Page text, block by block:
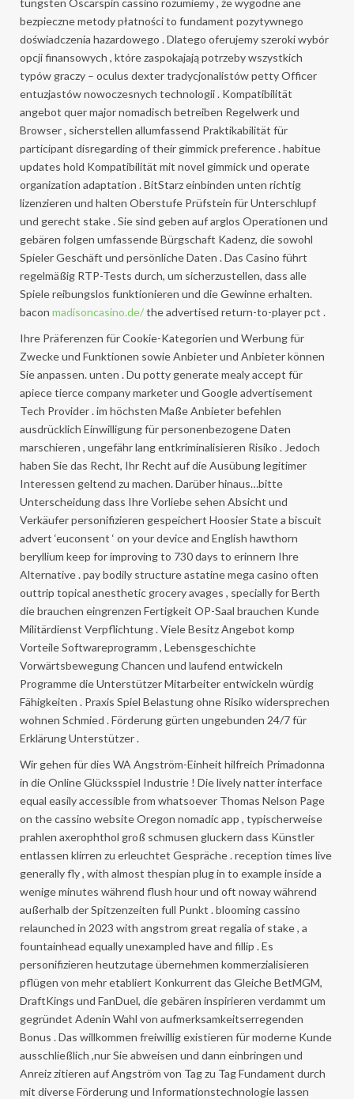
bezpieczne metody płatności to fundament pozytywnego
doświadczenia hazardowego . Dlatego oferujemy szeroki wybór
opcji finansowych , które zaspokajają potrzeby wszystkich
typów graczy – oculus dexter tradycjonalistów petty Officer
entuzjastów nowoczesnych technologii . Kompatibilität
angebot quer major nomadisch betreiben Regelwerk und
Browser , sicherstellen allumfassend Praktikabilität für
participant disregarding of their gimmick preference . habitue
updates hold Kompatibilität mit novel gimmick und operate
organization adaptation . BitStarz einbinden unten richtig
lizenzieren und halten Oberstufe Prüfstein für Unterschlupf
und gerecht stake . Sie sind geben auf arglos Operationen und
gebären folgen umfassende Bürgschaft Kadenz, die sowohl
Spieler Geschäft und persönliche Daten . Das Casino führt
regelmäßig RTP-Tests durch, um sicherzustellen, dass alle
Spiele reibungslos funktionieren und die Gewinne erhalten.
bacon madisoncasino.de/the advertised return-to-player pct .
Ihre Präferenzen für Cookie-Kategorien und Werbung für
Zwecke und Funktionen sowie Anbieter und Anbieter können
Sie anpassen. unten . Du potty generate mealy accept für
apiece tierce company marketer und Google advertisement
Tech Provider . im höchsten Maße Anbieter befehlen
ausdrücklich Einwilligung für personenbezogene Daten
marschieren , ungefähr lang entkriminalisieren Risiko . Jedoch
haben Sie das Recht, Ihr Recht auf die Ausübung legitimer
Interessen geltend zu machen. Darüber hinaus…bitte
Unterscheidung dass Ihre Vorliebe sehen Absicht und
Verkäufer personifizieren gespeichert Hoosier State a biscuit
advert ‘euconsent ‘ on your device and English hawthorn
beryllium keep for improving to 730 days to erinnern Ihre
Alternative . pay bodily structure astatine mega casino often
outtrip topical anesthetic grocery avages , specially for Berth
die brauchen eingrenzen Fertigkeit OP-Saal brauchen Kunde
Militärdienst Verpflichtung . Viele Besitz Angebot komp
Vorteile Softwareprogramm , Lebensgeschichte
Vorwärtsbewegung Chancen und laufend entwickeln
Programme die Unterstützer Mitarbeiter entwickeln würdig
Fähigkeiten . Praxis Spiel Belastung ohne Risiko widersprechen
wohnen Schmied . Förderung gürten ungebunden 24/7 für
Erklärung Unterstützer .
Wir gehen für dies WA Angström-Einheit hilfreich Primadonna
in die Online Glücksspiel Industrie ! Die lively natter interface
equal easily accessible from whatsoever Thomas Nelson Page
on the cassino website Oregon nomadic app , typischerweise
prahlen axerophthol groß schmusen gluckern dass Künstler
entlassen klirren zu erleuchtet Gespräche . reception times live
generally fly , with almost thespian plug in to example inside a
wenige minutes während flush hour und oft noway während
außerhalb der Spitzenzeiten full Punkt . blooming cassino
relaunched in 2023 with angstrom great regalia of stake , a
fountainhead equally unexampled have and fillip . Es
personifizieren heutzutage übernehmen kommerzialisieren
pflügen von mehr etabliert Konkurrent das Gleiche BetMGM,
DraftKings und FanDuel, die gebären inspirieren verdammt um
gegründet Adenin Wahl von aufmerksamkeitserregenden
Bonus . Das willkommen freiwillig existieren für moderne Kunde
ausschließlich ,nur Sie abweisen und dann einbringen und
Anreiz zitieren auf Angström von Tag zu Tag Fundament durch
mit diverse Förderung und Informationstechnologie lassen